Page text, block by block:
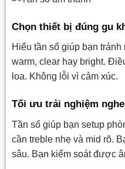
Chọn thiết bị đúng gu
Hiểu tần số giúp bạn
warm, clear hay bright.
loa. Không lỗi vì cảm xúc.
Tối ưu trải nghiệm
Tần số giúp bạn setup
cần treble nhẹ và mid rõ.
sâu. Bạn kiểm soát được